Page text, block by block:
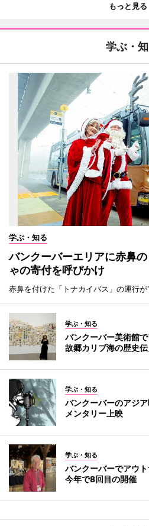
もっと見る
学ぶ・
学ぶ・知る
バンクーバーエリアに赤鼻
ゃの寄付を呼びかけ
赤鼻を付けた「トナカイバス」の運行が
学ぶ・知る
バンクーバー美術館
故郷カリブ海の歴史
学ぶ・知る
バンクーバーのアジ
メンタリー上映
学ぶ・知る
バンクーバーでアウ
今年で8回目の開催